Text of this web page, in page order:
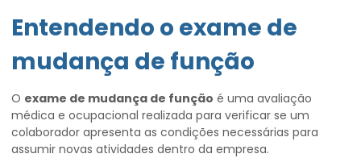
Entendendo o exame de
mudança de função
O exame de mudança de função é uma avaliação
médica e ocupacional realizada para verificar se um
colaborador apresenta as condições necessárias para
assumir novas atividades dentro da empresa.